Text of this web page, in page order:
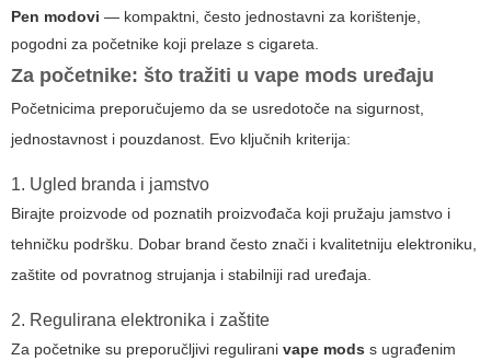
Pen modovi — kompaktni, često jednostavni za korištenje,
pogodni za početnike koji prelaze s cigareta.
Za početnike: što tražiti u vape mods uređaju
Početnicima preporučujemo da se usredotoče na sigurnost,
jednostavnost i pouzdanost. Evo ključnih kriterija:
1. Ugled branda i jamstvo
Birajte proizvode od poznatih proizvođača koji pružaju jamstvo i
tehničku podršku. Dobar brand često znači i kvalitetniju elektroniku,
zaštite od povratnog strujanja i stabilniji rad uređaja.
2. Regulirana elektronika i zaštite
Za početnike su preporučljivi regulirani vape mods s ugrađenim